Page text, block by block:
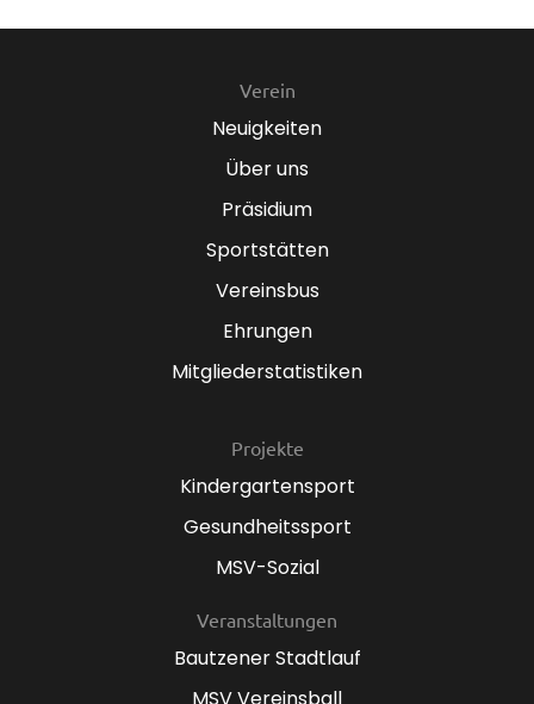
Verein
Neuigkeiten
Über uns
Präsidium
Sportstätten
Vereinsbus
Ehrungen
Mitgliederstatistiken
Projekte
Kindergartensport
Gesundheitssport
MSV-Sozial
Veranstaltungen
Bautzener Stadtlauf
MSV Vereinsball